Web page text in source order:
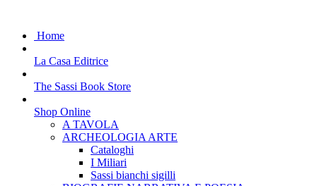
Home
La Casa Editrice
The Sassi Book Store
Shop Online
A TAVOLA
ARCHEOLOGIA ARTE
Cataloghi
I Miliari
Sassi bianchi sigilli